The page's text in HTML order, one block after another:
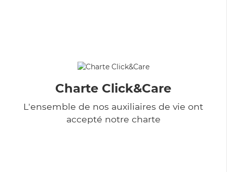
Charte Click&Care
L'ensemble de nos auxiliaires de vie ont
accepté notre charte